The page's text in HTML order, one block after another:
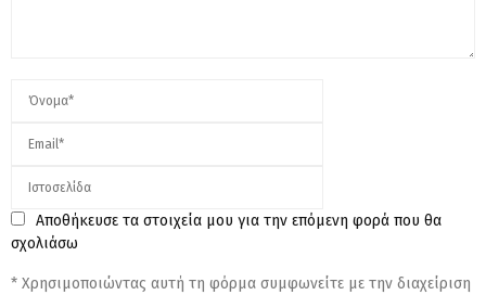
Αποθήκευσε τα στοιχεία μου για την επόμενη φορά που θα
σχολιάσω
* Χρησιμοποιώντας αυτή τη φόρμα συμφωνείτε με την διαχείριση